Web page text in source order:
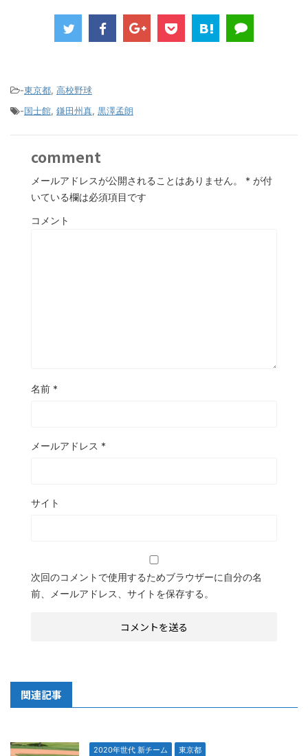
-東京都, 高校野球
-国士館, 鎌田州真, 黒澤孟朗
comment
メールアドレスが公開されることはありません。 * が付
いている欄は必須項目です
コメント
名前 *
メールアドレス *
サイト
次回のコメントで使用するためブラウザーに自分の名
前、メールアドレス、サイトを保存する。
関連記事
2020年世代 新チーム 東京都